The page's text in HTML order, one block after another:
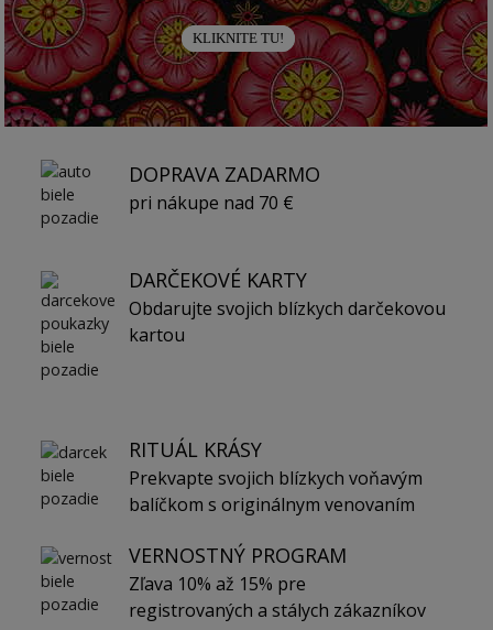
KLIKNITE TU!
DOPRAVA ZADARMO
pri nákupe nad 70 €
DARČEKOVÉ KARTY
Obdarujte svojich blízkych darčekovou
kartou
RITUÁL KRÁSY
Prekvapte svojich blízkych voňavým
balíčkom s originálnym venovaním
VERNOSTNÝ PROGRAM
Zľava 10% až 15% pre
registrovaných a stálych zákazníkov